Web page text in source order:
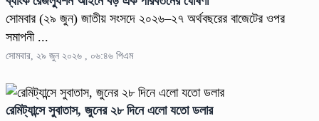
সোমবার (২৯ জুন) জাতীয় সংসদে ২০২৬–২৭ অর্থবছরের বাজেটের ওপর
সমাপনী ...
সোমবার, ২৯ জুন ২০২৬ , ০৬:৪৬ পিএম
রেমিট্যান্সে সুবাতাস, জুনের ২৮ দিনে এলো যতো ডলার